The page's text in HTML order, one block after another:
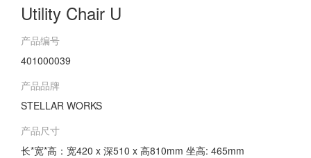
Utility Chair U
产品编号
401000039
产品品牌
STELLAR WORKS
产品尺寸
长*宽*高：宽420 x 深510 x 高810mm 坐高: 465mm